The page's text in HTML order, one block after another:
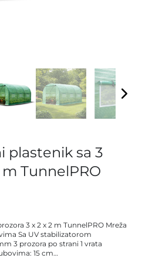
plastenik sa 3
TunnelPRO
3 x 2 x 2 m TunnelPRO Mreža
Sa UV stabilizatorom
3 prozora po strani 1 vrata
15 cm…